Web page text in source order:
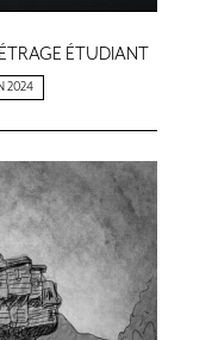
ÉTUDIANT
2024